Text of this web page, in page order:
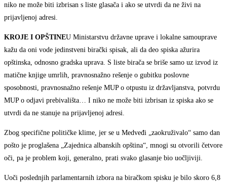
niko ne može biti izbrisan s liste glasača i ako se utvrdi da ne živi na
prijavljenoj adresi.
KROJE I OPŠTINEU Ministarstvu državne uprave i lokalne samouprave
kažu da oni vode jedinstveni birački spisak, ali da deo spiska ažurira
opštinska, odnosno gradska uprava. S liste birača se briše samo uz izvod iz
matične knjige umrlih, pravnosnažno rešenje o gubitku poslovne
sposobnosti, pravnosnažno rešenje MUP o otpustu iz državljanstva, potvrdu
MUP o odjavi prebivališta… I niko ne može biti izbrisan iz spiska ako se
utvrdi da ne stanuje na prijavljenoj adresi.
Zbog specifične političke klime, jer se u Medveđi „zaokruživalo“ samo dan
pošto je proglašena „Zajednica albanskih opština“, mnogi su otvorili četvore
oči, pa je problem koji, generalno, prati svako glasanje bio uočljiviji.
Uoči poslednjih parlamentarnih izbora na biračkom spisku je bilo skoro 6,8